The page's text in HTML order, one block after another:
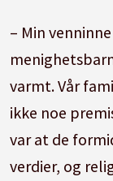
– Min
varmt. Vår
ikke noe
var at de
verdier, og